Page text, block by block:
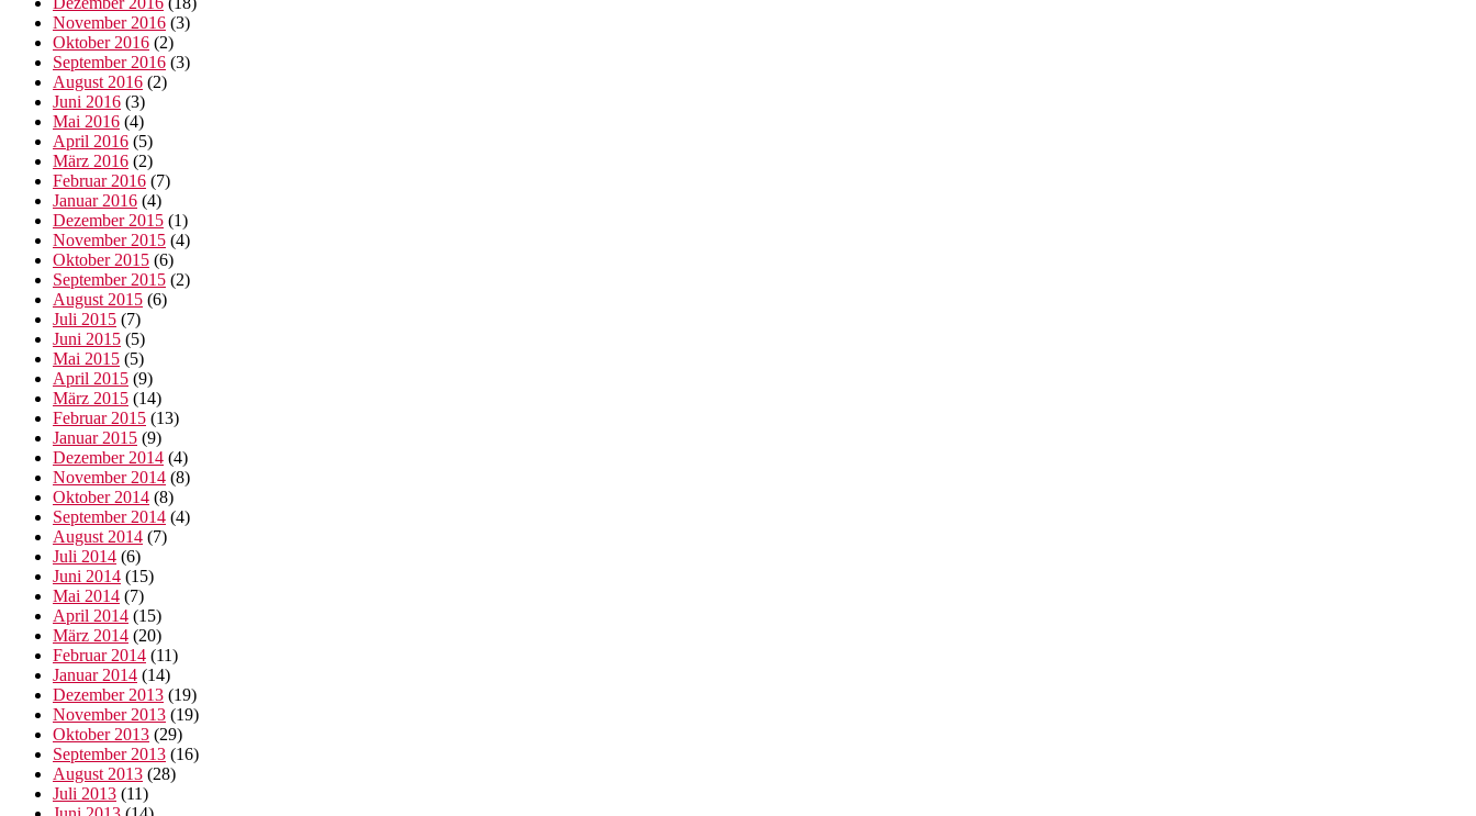
November 2016 (3)
Oktober 2016 (2)
September 2016 (3)
August 2016 (2)
Juni 2016 (3)
Mai 2016 (4)
April 2016 (5)
März 2016 (2)
Februar 2016 (7)
Januar 2016 (4)
Dezember 2015 (1)
November 2015 (4)
Oktober 2015 (6)
September 2015 (2)
August 2015 (6)
Juli 2015 (7)
Juni 2015 (5)
Mai 2015 (5)
April 2015 (9)
März 2015 (14)
Februar 2015 (13)
Januar 2015 (9)
Dezember 2014 (4)
November 2014 (8)
Oktober 2014 (8)
September 2014 (4)
August 2014 (7)
Juli 2014 (6)
Juni 2014 (15)
Mai 2014 (7)
April 2014 (15)
März 2014 (20)
Februar 2014 (11)
Januar 2014 (14)
Dezember 2013 (19)
November 2013 (19)
Oktober 2013 (29)
September 2013 (16)
August 2013 (28)
Juli 2013 (11)